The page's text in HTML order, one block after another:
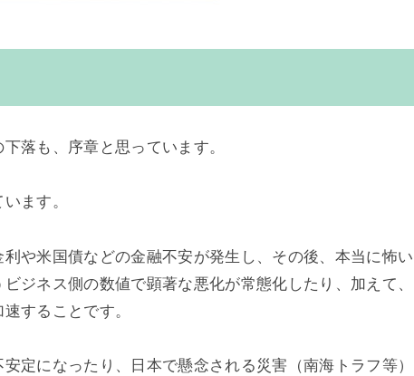
落も、序章と思っています。
ます。
や米国債などの金融不安が発生し、その後、本当に怖い
ジネス側の数値で顕著な悪化が常態化したり、加えて、
することです。
定になったり、日本で懸念される災害（南海トラフ等）